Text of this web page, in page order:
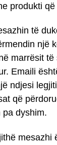
produkti
të
një
marrësit
Emaili
ndjesi
që
pa dyshim.
mesazhi